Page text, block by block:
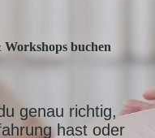
buchen
genau richtig,
hast oder